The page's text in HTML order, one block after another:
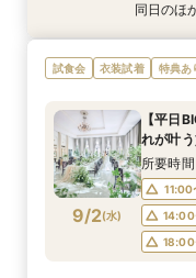
特典あり 動画あ
8/30(日)
＜初め
たり相談
9:00
14:30
18:00
特典あり
8/30(日)
【特別
準備安心
9:00
14:30
18:00
特典あり
8/30(日)
【料理
てなし料
9:00
14:30
18:00
8/30(日)
【60分
学にも◎
9:00
14:30
18:00
特典あり
8/30(日)
【全館
宴フェア
9:00
14:30
18:00
8/30(日)
【遠方
豪華5大
9:00
14:30
18:00
特典あり
8/30(日)
【10名
エディン
9:00
14:15
18:00
特典あり
8/30(日)
【カメ
フォト婚
9:00
14:30
18:00
同日のほ
試食会 衣装試着 特典あ
9/2(水)
【平日
れが叶
所要時
11:00
14:00
18:00